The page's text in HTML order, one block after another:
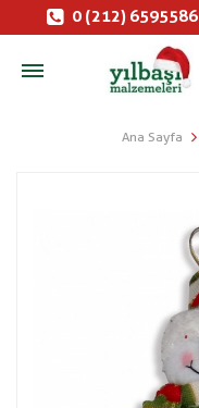
0 (212) 6595586
Ana Sayfa